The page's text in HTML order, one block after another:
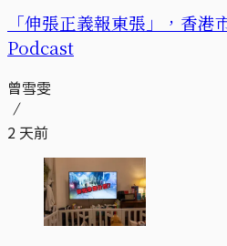
「伸張正義報東張」，香港
Podcast
曾雪雯
2 天前